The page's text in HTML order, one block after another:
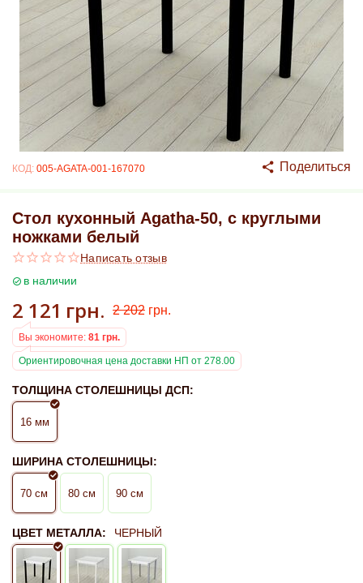
КОД: 005-AGATA-001-167070 Поделиться
Стол кухонный Agatha-50, с круглыми
ножками белый
Написать отзыв
в наличии
2 121 грн. 2 202 грн.
Вы экономите: 81 грн.
Ориентировочная цена доставки НП от 278.00
ТОЛЩИНА СТОЛЕШНИЦЫ ДСП:
16 мм
ШИРИНА СТОЛЕШНИЦЫ:
70 см 80 см 90 см
ЦВЕТ МЕТАЛЛА: ЧЕРНЫЙ